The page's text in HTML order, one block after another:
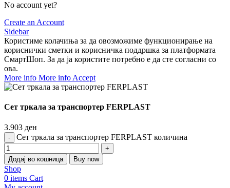
No account yet?
Create an Account
Sidebar
Користиме колачиња за да овозможиме функционирање на
кориснички сметки и корисничка поддршка за платформата
СмартШоп. За да ја користите потребно е да сте согласни со
ова.
More info More info Accept
Сет тркала за транспортер FERPLAST
3.903 ден
Сет тркала за транспортер FERPLAST количина
Додај во кошница Buy now
Shop
0 items Cart